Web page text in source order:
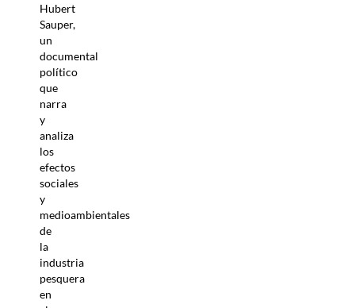
Hubert
Sauper,
un
documental
político
que
narra
y
analiza
los
efectos
sociales
y
medioambientales
de
la
industria
pesquera
en